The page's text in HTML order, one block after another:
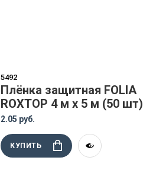
5492
Плёнка защитная FOLIA
ROXTOP 4 м x 5 м (50 шт)
2.05 руб.
КУПИТЬ